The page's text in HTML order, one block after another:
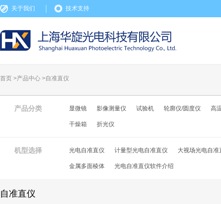
关于我们 技术支持
首页 >产品中心 >自准直仪
产品分类 显微镜 影像测量仪 试验机 轮廓仪/圆度仪 高
干燥箱 折光仪
机型选择 光电自准直仪 计量型光电自准直仪 大视场光电自准
金属多面棱体 光电自准直仪软件介绍
自准直仪